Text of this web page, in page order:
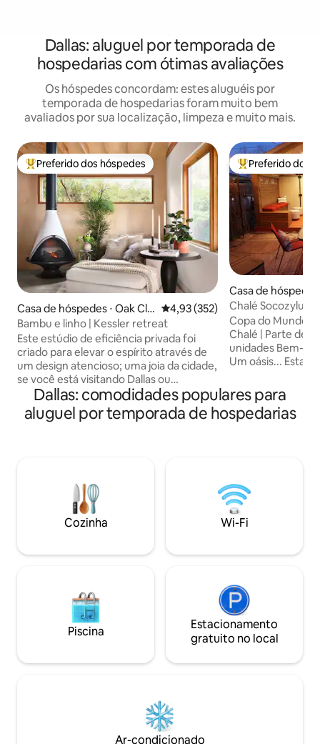
Dallas: aluguel por temporada de
hospedarias com ótimas avaliações
Os hóspedes concordam: estes aluguéis por
temporada de hospedarias foram muito bem
avaliados por sua localização, limpeza e muito mais.
Entre os melhores preferidos dos hóspedes
Preferido dos hóspedes
Casa de hóspedes ⋅ Oak Cli
ff
4,93 de uma avaliação média de
4,93 (352)
Bambu e linho | Kessler retreat
Este estúdio de eficiência privada foi
criado para elevar o espírito através de
um design atencioso; uma joia da cidade,
se você está visitando Dallas ou
precisando de uma estadia inspiradora,
visite-nos e conecte-se com a natureza,
com uma pessoa especial ou consigo
estacionamento na rua adjacente à
oferecemos check-in antecipado devido
ao tempo que leva para nossa equipe de
Entre os
Preferido dos
Casa de hóspedes
wn
Chalé
Lawn
Copa do Mundo
Chalé | Parte de
unidades Bem-
Um oásis... Esta
escondida e é
paisagismo
aconchegante do
aluguel de curta
propriedade,
a combinação
conforto e
Dallas: comodidades populares para
aluguel por temporada de hospedarias
Cozinha Wi-Fi
Piscina
Estacionamento
gratuito no local
Ar-condicionado